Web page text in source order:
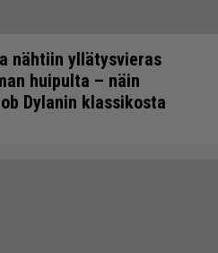
nähtiin yllätysvieras
huipulta – näin
Dylanin klassikosta